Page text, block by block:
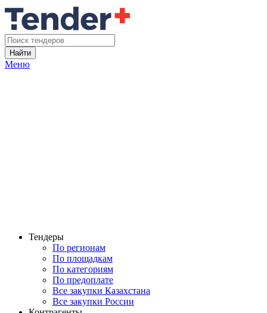
Найти
Меню
Тендеры
По регионам
По площадкам
По категориям
По предоплате
Все закупки Казахстана
Все закупки России